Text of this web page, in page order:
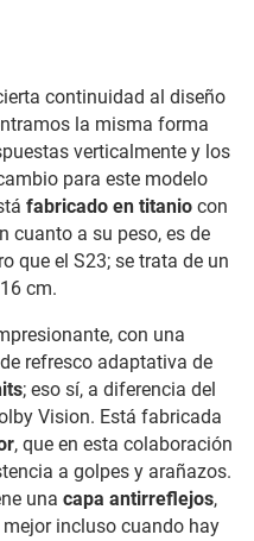
continuidad al diseño
la misma forma
verticalmente y los
para este modelo
fabricado en titanio con
cuanto a su peso, es de
que el S23; se trata de un
cm.
con una
refresco adaptativa de
; eso sí, a diferencia del
Vision. Está fabricada
, que en esta colaboración
a golpes y arañazos.
una capa antirreflejos,
incluso cuando hay